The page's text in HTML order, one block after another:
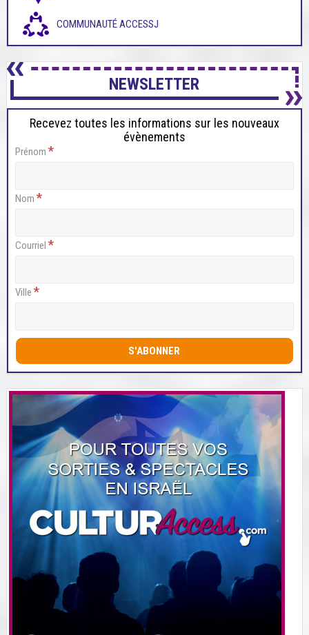
COMMUNAUTÉ ACCESSJ
NEWSLETTER
Recevez toutes les informations sur les nouveaux
évènements
Prénom *
Nom *
Courriel *
Ville *